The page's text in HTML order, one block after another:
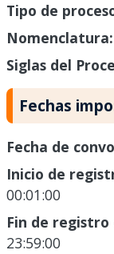
Tipo de
Nomenclatura:
Siglas del
Fechas
Fecha de
Inicio de
00:01:00
Fin de
23:59:00